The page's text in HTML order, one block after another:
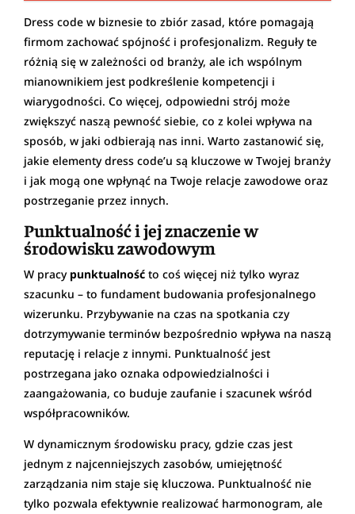
Dress code w biznesie to zbiór zasad, które pomagają
firmom zachować spójność i profesjonalizm. Reguły te
różnią się w zależności od branży, ale ich wspólnym
mianownikiem jest podkreślenie kompetencji i
wiarygodności. Co więcej, odpowiedni strój może
zwiększyć naszą pewność siebie, co z kolei wpływa na
sposób, w jaki odbierają nas inni. Warto zastanowić się,
jakie elementy dress code’u są kluczowe w Twojej branży
i jak mogą one wpłynąć na Twoje relacje zawodowe oraz
postrzeganie przez innych.
Punktualność i jej znaczenie w
środowisku zawodowym
W pracy punktualność to coś więcej niż tylko wyraz
szacunku – to fundament budowania profesjonalnego
wizerunku. Przybywanie na czas na spotkania czy
dotrzymywanie terminów bezpośrednio wpływa na naszą
reputację i relacje z innymi. Punktualność jest
postrzegana jako oznaka odpowiedzialności i
zaangażowania, co buduje zaufanie i szacunek wśród
współpracowników.
W dynamicznym środowisku pracy, gdzie czas jest
jednym z najcenniejszych zasobów, umiejętność
zarządzania nim staje się kluczowa. Punktualność nie
tylko pozwala efektywnie realizować harmonogram, ale